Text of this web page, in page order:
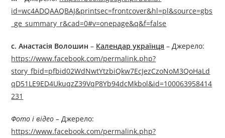
id=wc4ADQAAQBAJ&printsec=frontcover&hl=pl&source=gbs
_ge_summary_r&cad=0#v=onepage&q&f=false
c. Анастасія Волошин – Календар українця – Джерелo:
https://www.facebook.com/permalink.php?
story_fbid=pfbid02WdNwtYtzbiQkw7EcJezCzoNoM3QoHaLd
qD51LE9ED4UkuqzZ39VqP8Yb94dcMkbol&id=100063958414
231
Фото і відео – Джерелo:
https://www.facebook.com/permalink.php?